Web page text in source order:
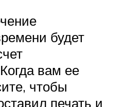
будет
вам ее
чтобы
печать и